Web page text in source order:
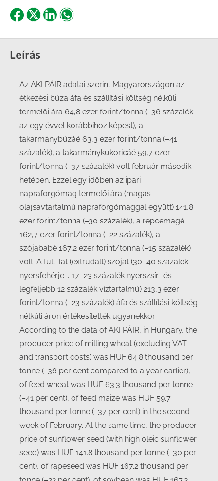
Share
Facebook
Share
X
ShareShare
Leírás
Az AKI PÁIR adatai szerint Magyarországon az
étkezési búza áfa és szállítási költség nélküli
termelői ára 64,8 ezer forint/tonna (–36 százalék
az egy évvel korábbihoz képest), a
takarmánybúzáé 63,3 ezer forint/tonna (–41
százalék), a takarmánykukoricáé 59,7 ezer
forint/tonna (–37 százalék) volt február második
hetében. Ezzel egy időben az ipari
napraforgómag termelői ára (magas
olajsavtartalmú napraforgómaggal együtt) 141,8
ezer forint/tonna (–30 százalék), a repcemagé
162,7 ezer forint/tonna (–22 százalék), a
szójababé 167,2 ezer forint/tonna (–15 százalék)
volt. A full-fat (extrudált) szóját (30–40 százalék
nyersfehérje-, 17–23 százalék nyerszsír- és
legfeljebb 12 százalék víztartalmú) 213,3 ezer
forint/tonna (–23 százalék) áfa és szállítási költség
nélküli áron értékesítették ugyanekkor.
According to the data of AKI PÁIR, in Hungary, the
producer price of milling wheat (excluding VAT
and transport costs) was HUF 64.8 thousand per
tonne (–36 per cent compared to a year earlier),
of feed wheat was HUF 63.3 thousand per tonne
(–41 per cent), of feed maize was HUF 59.7
thousand per tonne (–37 per cent) in the second
week of February. At the same time, the producer
price of sunflower seed (with high oleic sunflower
seed) was HUF 141.8 thousand per tonne (–30 per
cent), of rapeseed was HUF 167.2 thousand per